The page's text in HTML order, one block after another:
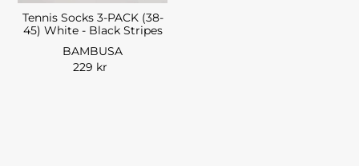
Tennis Socks 3-PACK (38-
45) White - Black Stripes
BAMBUSA
229 kr